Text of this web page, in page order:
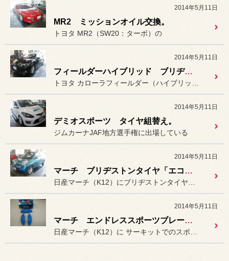
2014年5月11日
MR2 ミッションオイル交換。
トヨタ MR2（SW20：ターボ）の
2014年5月11日
フィールダーハイブリッド ブリヂストンホイール「エコフォルム SE-12」装着。
2014年5月11日
デミオスポーツ タイヤ組替え。
ジムカーナJAF地方選手権に出場している
2014年5月11日
マーチ ブリヂストンタイヤ「エコピア EX20C」装着。
2014年5月11日
マーチ エンドレススポーツブレーキパッド「Type-R」装着＆フルード交換。